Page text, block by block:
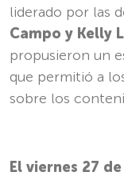
liderado por las
Campo y Kelly
propusieron un
que permitió a
sobre los
El viernes 27